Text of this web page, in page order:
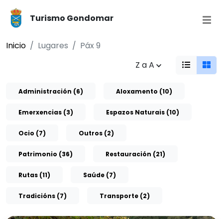
Turismo Gondomar
Inicio Lugares
Páx 9
Z a A
Administración (6) Aloxamento (10)
Emerxencias (3) Espazos Naturais (10)
Ocio (7) Outros (2)
Patrimonio (36) Restauración (21)
Rutas (11) Saúde (7)
Tradicións (7) Transporte (2)